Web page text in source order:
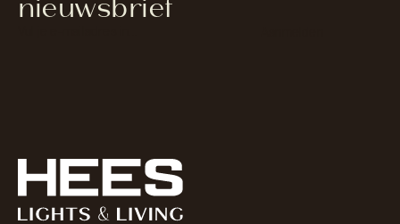
nieuwsbrief